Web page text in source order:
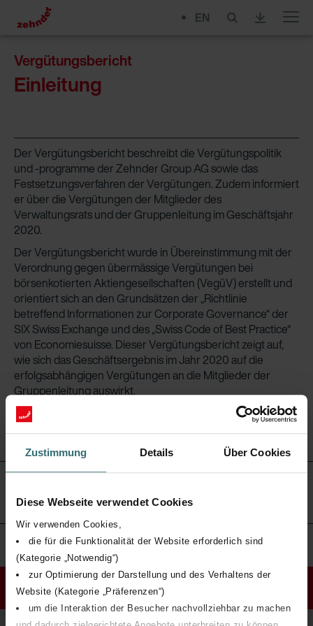
Zustimmung Details Über Cookies
Diese Webseite verwendet Cookies
Wir verwenden Cookies,
die für die Funktionalität der Website erforderlich sind
(Kategorie „Notwendig“)
zur Optimierung der Darstellung und des Verhaltens der
Website (Kategorie „Präferenzen“)
um die Interaktion der Besucher nachvollziehbar zu machen
EN Menu
Vergütungsbericht
Einleitung
Der Vergütungsbericht beschreibt die Vergütungspolitik
und -programme der Zehnder Group AG sowie das
Festsetzungsverfahren der Vergütungen. Zudem informiert
er über die Vergütungen der Mitglieder des
Verwaltungsrats und der Gruppenleitung im Geschäftsjahr
2020.
Der Vergütungsbericht wurde in Übereinstimmung mit der
Verordnung gegen übermässige Vergütungen bei
börsenkotierten Aktiengesellschaften (VegüV) erstellt und
orientiert sich an den Grundsätzen der „Richtlinie
betreffend Informationen zur Corporate Governance“ der
SIX Swiss Exchange und des „Swiss Code of Best Practice“
von Economiesuisse. Dieser Vergütungsbericht zeigt auf,
wie sich das Geschäfts­ergebnis im Jahr 2020 auf die
erfolgsabhängigen Vergütungen an die Mitglieder der
Gruppenleitung auswirkt.
9. Informationspolitik
Vergütungen
Nach oben